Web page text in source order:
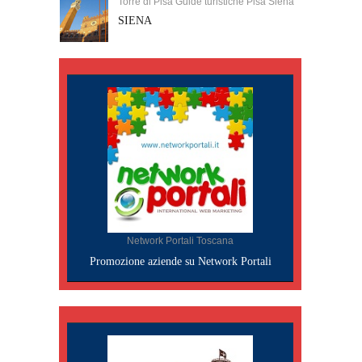
SIENA
Network Portali Toscana
Promozione aziende su Network Portali